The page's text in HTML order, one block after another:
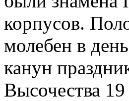
корпусов.
молебен в
канун
Высочества